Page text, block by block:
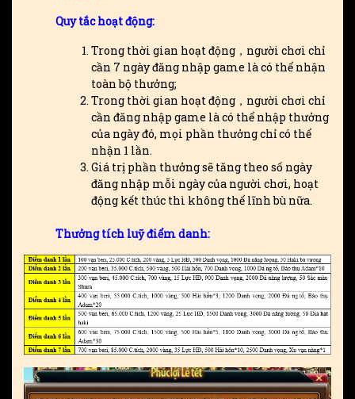
Quy tắc hoạt động:
Trong thời gian hoạt động，người chơi chỉ
cần 7 ngày đăng nhập game là có thể nhận
toàn bộ thưởng;
Trong thời gian hoạt động，người chơi chỉ
cần đăng nhập game là có thể nhập thưởng
của ngày đó, mọi phần thưởng chỉ có thể
nhận 1 lần.
Giá trị phần thưởng sẽ tăng theo số ngày
đăng nhập mỗi ngày của người chơi, hoạt
động kết thúc thì không thể lĩnh bù nữa.
Thưởng tích luỹ điểm danh: